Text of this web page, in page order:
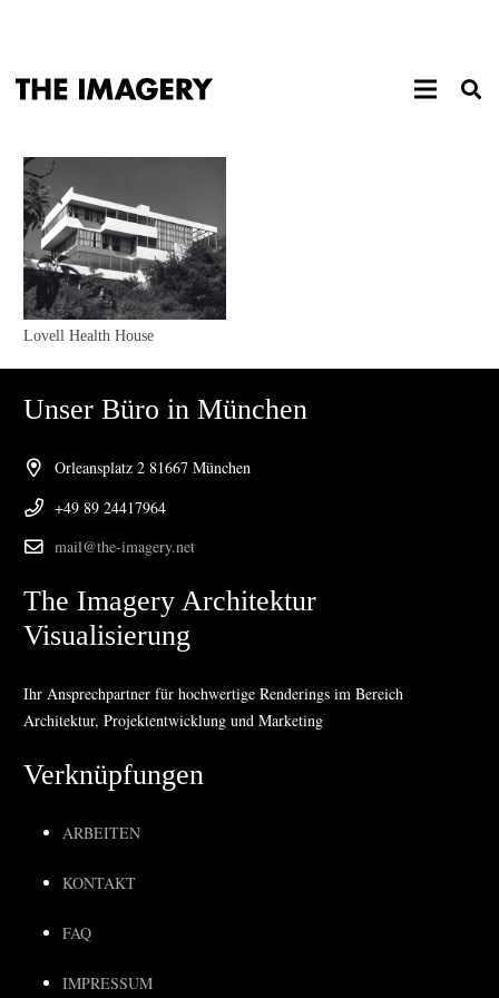
Lovell Health House
Unser Büro in München
Orleansplatz 2 81667 München
+49 89 24417964
mail@the-imagery.net
The Imagery Architektur
Visualisierung
Ihr Ansprechpartner für hochwertige Renderings im Bereich
Architektur, Projektentwicklung und Marketing
Verknüpfungen
ARBEITEN
KONTAKT
FAQ
IMPRESSUM